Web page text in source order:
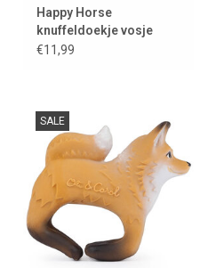
Happy Horse
knuffeldoekje vosje
Forester
€11,99
SALE